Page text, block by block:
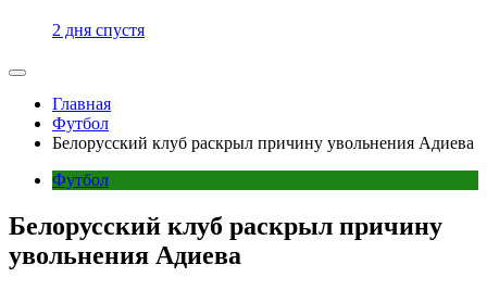
2 дня спустя
Главная
Футбол
Белорусский клуб раскрыл причину увольнения Адиева
Футбол
Белорусский клуб раскрыл причину
увольнения Адиева